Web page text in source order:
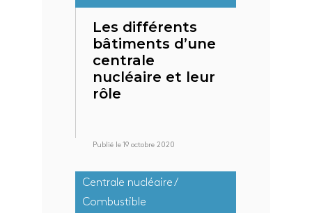
Les différents
bâtiments d’une
centrale
nucléaire et leur
rôle
Publié le 19 octobre 2020
Centrale nucléaire /
Combustible